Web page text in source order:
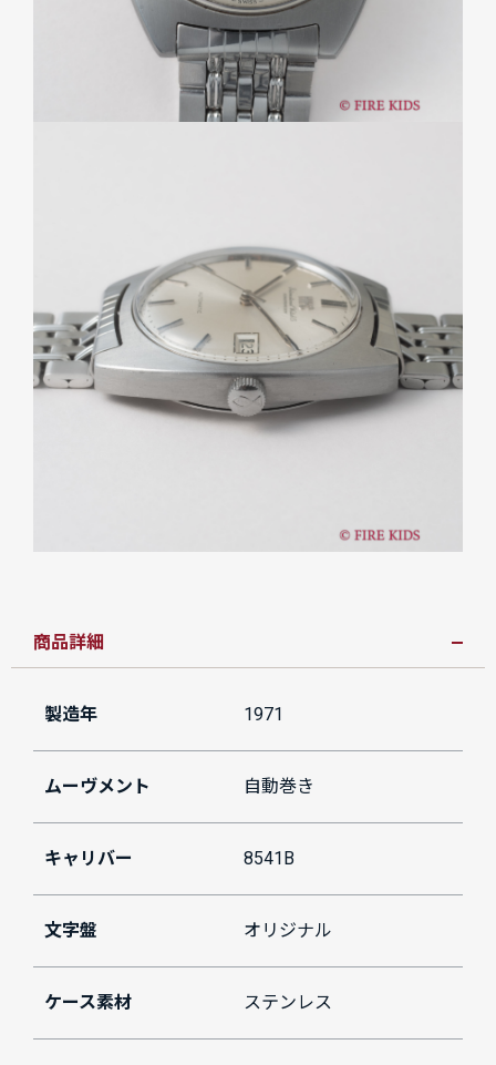
商品詳細
製造年 1971
ムーヴメント 自動巻き
キャリバー 8541B
文字盤 オリジナル
ケース素材 ステンレス